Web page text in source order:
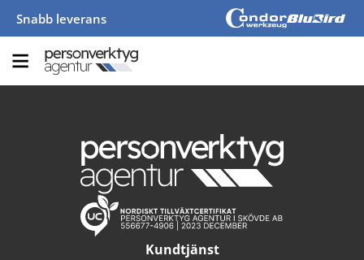
Snabb leverans
Kundtjänst